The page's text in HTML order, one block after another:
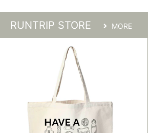
RUNTRIP STORE MORE